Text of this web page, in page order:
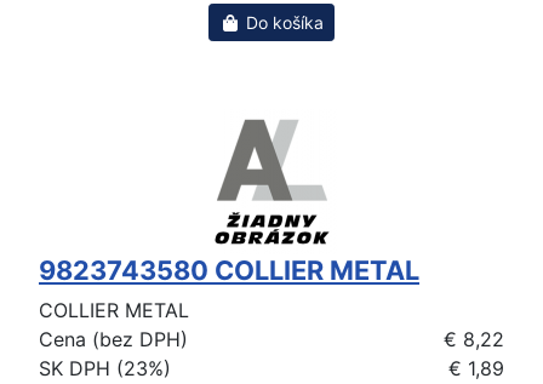
Do košíka
9823743580 COLLIER METAL
COLLIER METAL
Cena (bez DPH)
€ 8,22
SK DPH (23%)
€ 1,89